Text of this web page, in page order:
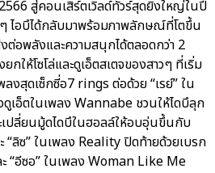
สู่คอนเสิร์ตเวิลด์ทัวร์สุดยิ่งใหญ่ในปี
ไอบึได้กลับมาพร้อมภาพลักษณ์ที่โตขึ้น
ต่อพลังและความสนุกได้ตลอดกว่า 2
กให้โซโล่และดูเอ็ตสเตจของสาวๆ ที่เริ่ม
งสุดเซ็กซี่อ7 rings ต่อด้วย “เรย์” ใน
เอ็ตในเพลง Wannabe ชวนให้ไดบึลุก
ปลี่ยนมู้ดไดบึในฮอลล์ให้อบอุ่นขึ้นกับ
“ลิซ” ในเพลง Reality ปิดท้ายด้วยเบรก
“อีซอ” ในเพลง Woman Like Me